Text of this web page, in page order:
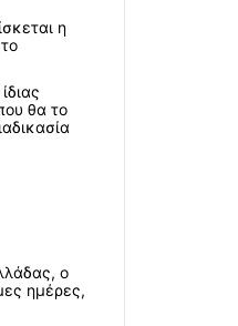
η
θα το
ο
ημέρες,